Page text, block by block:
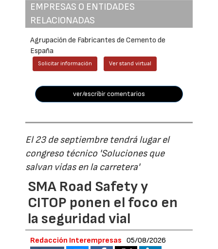
EMPRESAS O ENTIDADES
RELACIONADAS
Agrupación de Fabricantes de Cemento de
España
Solicitar información Ver stand virtual
ver/escribir comentarios
El 23 de septiembre tendrá lugar el
congreso técnico 'Soluciones que
salvan vidas en la carretera'
SMA Road Safety y
CITOP ponen el foco en
la seguridad vial
Redacción Interempresas 05/08/2026